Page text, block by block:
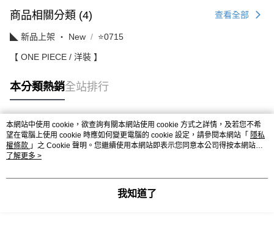
商品相關分類 (4) 查看全部
◣ 新品上架 ‧ New ⭐0715
【 ONE PIECE / 洋裝 】
本分類熱銷全站排行
熱門標籤
本網站中使用 cookie，欲查詢有關本網站使用 cookie 方式之詳情，及若您不希
望在電腦上使用 cookie 時應如何變更電腦的 cookie 設定，請參閱本網站「 隱私
權條款 」之 Cookie 聲明。您繼續使用本網站即表示您同意本公司得按本網站使
用條款之 Cookie 聲明使用 cookie。
了解更多 >
我知道了